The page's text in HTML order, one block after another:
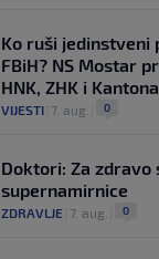
Ko ruši jedinstveni
FBiH? NS Mostar
HNK, ZHK i
VIJESTI 7. aug. 0
Doktori: Za
supernamirnice
ZDRAVLJE 7. aug. 0